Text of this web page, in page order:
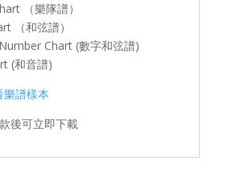
（樂隊譜）
（和弦譜）
Chart (數字和弦譜)
(和音譜)
樂譜樣本
後可立即下載